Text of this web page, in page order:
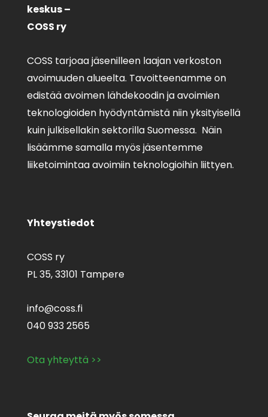
keskus –
COSS ry
COSS tarjoaa jäsenilleen laajan verkoston
avoimuuden alueelta. Tavoitteenamme on
edistää avoimen lähdekoodin ja avoimien
teknologioiden hyödyntämistä niin yksityisellä
kuin julkisellakin sektorilla Suomessa. Näin
lisäämme samalla myös jäsentemme
liiketoimintaa avoimiin teknologioihin liittyen.
Yhteystiedot
COSS ry
PL 35,33101 Tampere
info@coss.fi
040 933 2565
Ota yhteyttä >>